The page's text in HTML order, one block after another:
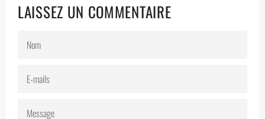
LAISSEZ UN COMMENTAIRE
MAILS